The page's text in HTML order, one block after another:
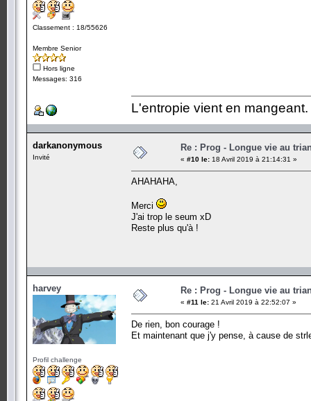
Classement : 18/55626
Membre Senior
Hors ligne
Messages: 316
L'entropie vient en mangeant.
darkanonymous
Invité
Re : Prog - Longue vie au
« #10 le: 18 Avril 2019 à 21:14:31 »
AHAHAHA,
Merci
J'ai trop le seum xD
Reste plus qu'à !
harvey
Profil challenge
Re : Prog - Longue vie au
« #11 le: 21 Avril 2019 à 22:52:07 »
De rien, bon courage !
Et maintenant que j'y pense, à cause de